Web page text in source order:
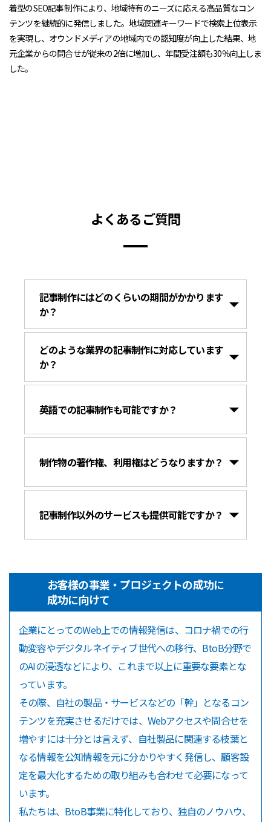
着型のSEO記事制作により、地域特有のニーズに応える高品質なコン
テンツを継続的に発信しました。地域関連キーワードで検索上位表示
を実現し、オウンドメディアの地域内での認知度が向上した結果、地
元企業からの問合せが従来の2倍に増加し、年間受注額も30％向上しま
した。
よくあるご質問
記事制作にはどのくらいの期間がかかります
か？
どのような業界の記事制作に対応しています
か？
英語での記事制作も可能ですか？
制作物の著作権、利用権はどうなりますか？
記事制作以外のサービスも提供可能ですか？
お客様の事業・プロジェクトの成功に
成功に向けて
企業にとってのWeb上での情報発信は、コロナ禍での行
動変容やデジタルネイティブ世代への移行、BtoB分野で
のAIの浸透などにより、これまで以上に重要な要素とな
っています。
その際、自社の製品・サービスなどの「幹」となるコン
テンツを充実させるだけでは、Webアクセスや問合せを
増やすには十分とは言えず、自社製品に関連する枝葉と
なる情報を公知情報を元に分かりやすく発信し、顧客設
定を最大化するための取り組みも合わせて必要になって
います。
私たちは、BtoB事業に特化しており、独自のノウハウ、